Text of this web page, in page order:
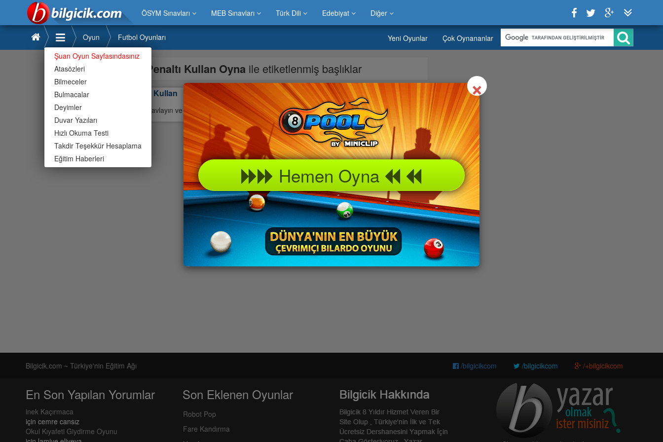
ÖSYM Sınavları MEB Sınavları Türk Dili Edebiyat Diğer
Şuan Oyun Sayfasındasınız
Atasözleri
Bilmeceler
Bulmacalar
Deyimler
Duvar Yazıları
Hızlı Okuma Testi
Takdir Teşekkür Hesaplama
Eğitim Haberleri
Oyun Futbol Oyunları Yeni Oyunlar Çok Oynananlar
Penaltı Kullan Oyna ile etiketlenmiş başlıklar
Penaltı Kullan
Kaleciyi avlayın ve tüm penaltıları gole çevirin
Bilgicik.com ~ Türkiye'nin Eğitim Ağı /bilgicikcom /bilgicikcom /+bilgicikcom
En Son Yapılan Yorumlar
inek Kaçırmaca
için cemre cansız
Okul Kıyafeti Giydirme Oyunu
Son Eklenen Oyunlar
Robot Pop
Fare Kandırma
×Close
Hemen Oyna